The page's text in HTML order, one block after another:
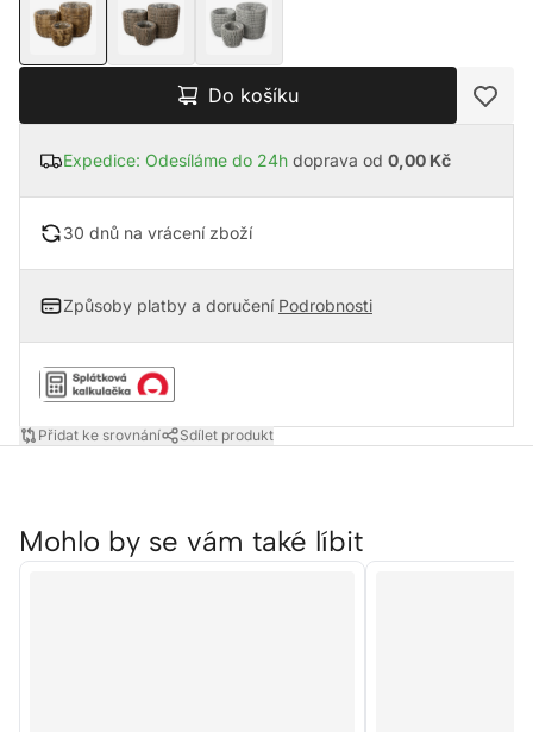
Do košíku
Expedice: Odesíláme do 24h doprava od 0,00 Kč
30 dnů na vrácení zboží
Způsoby platby a doručení Podrobnosti
Přidat ke srovnání Sdílet produkt
Mohlo by se vám také líbit